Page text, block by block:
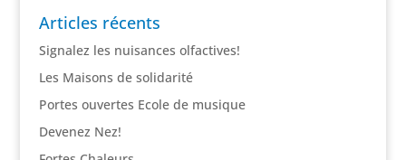
Articles récents
Signalez les nuisances olfactives!
Les Maisons de solidarité
Portes ouvertes Ecole de musique
Devenez Nez!